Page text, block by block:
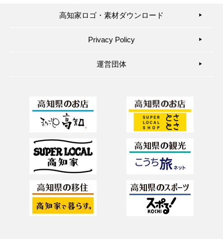
高知家ロゴ・素材ダウンロード ▶︎
Privacy Policy ▶︎
運営団体 ▶︎